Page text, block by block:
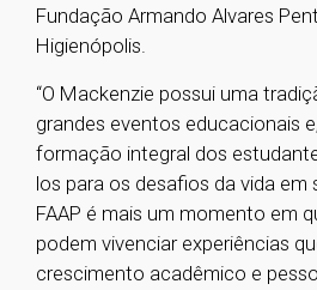
Fundação Armando Alvares
Higienópolis.
“O Mackenzie possui uma
grandes eventos educacionais
formação integral dos
los para os desafios da vida em
FAAP é mais um momento em
podem vivenciar experiências
crescimento acadêmico e